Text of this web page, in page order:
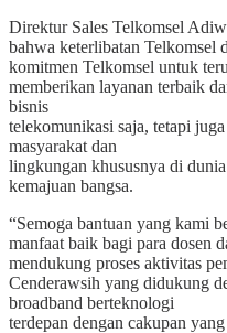
Direktur Sales Telkomsel
bahwa keterlibatan Telkomsel
komitmen Telkomsel untuk
memberikan layanan terbaik
bisnis
telekomunikasi saja, tetapi
masyarakat dan
lingkungan khususnya di
kemajuan bangsa.
“Semoga bantuan yang kami
manfaat baik bagi para dosen
mendukung proses aktivitas
Cenderawsih yang didukung
broadband berteknologi
terdepan dengan cakupan